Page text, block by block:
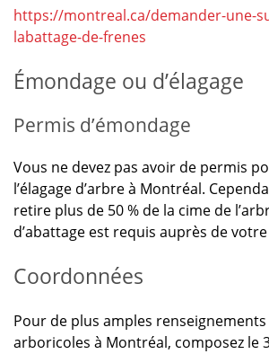
https://montreal.ca/demander-une-
labattage-de-frenes
Émondage ou d’élagage
Permis d’émondage
Vous ne devez pas avoir de permis
l’élagage d’arbre à Montréal.
retire plus de 50 % de la cime de
d’abattage est requis auprès de
Coordonnées
Pour de plus amples
arboricoles à Montréal, composez le